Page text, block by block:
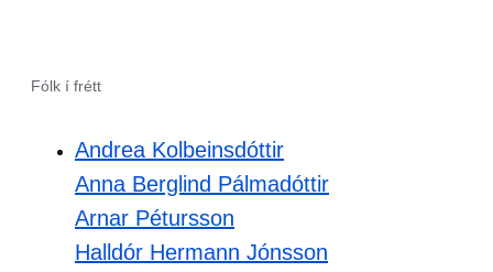
Fólk í frétt
Andrea Kolbeinsdóttir
Anna Berglind Pálmadóttir
Arnar Pétursson
Halldór Hermann Jónsson